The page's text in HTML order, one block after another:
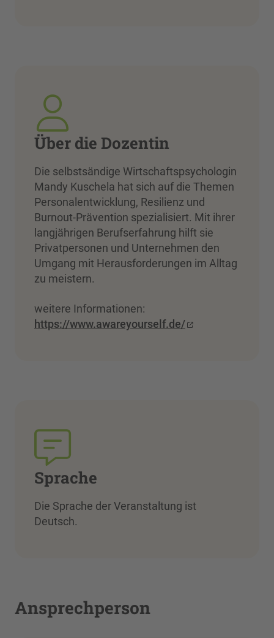
Über die Dozentin
Die selbstsändige Wirtschaftspsychologin
Mandy Kuschela hat sich auf die Themen
Personalentwicklung, Resilienz und
Burnout-Prävention spezialisiert. Mit ihrer
langjährigen Berufserfahrung hilft sie
Privatpersonen und Unternehmen den
Umgang mit Herausforderungen im Alltag
zu meistern.
weitere Informationen:
https://www.awareyourself.de/
Sprache
Die Sprache der Veranstaltung ist
Deutsch.
Ansprechperson